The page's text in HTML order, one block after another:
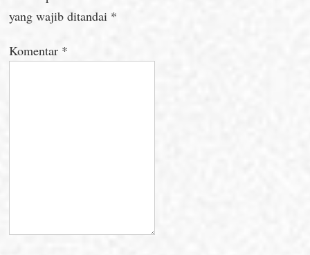
yang wajib ditandai *
Komentar *